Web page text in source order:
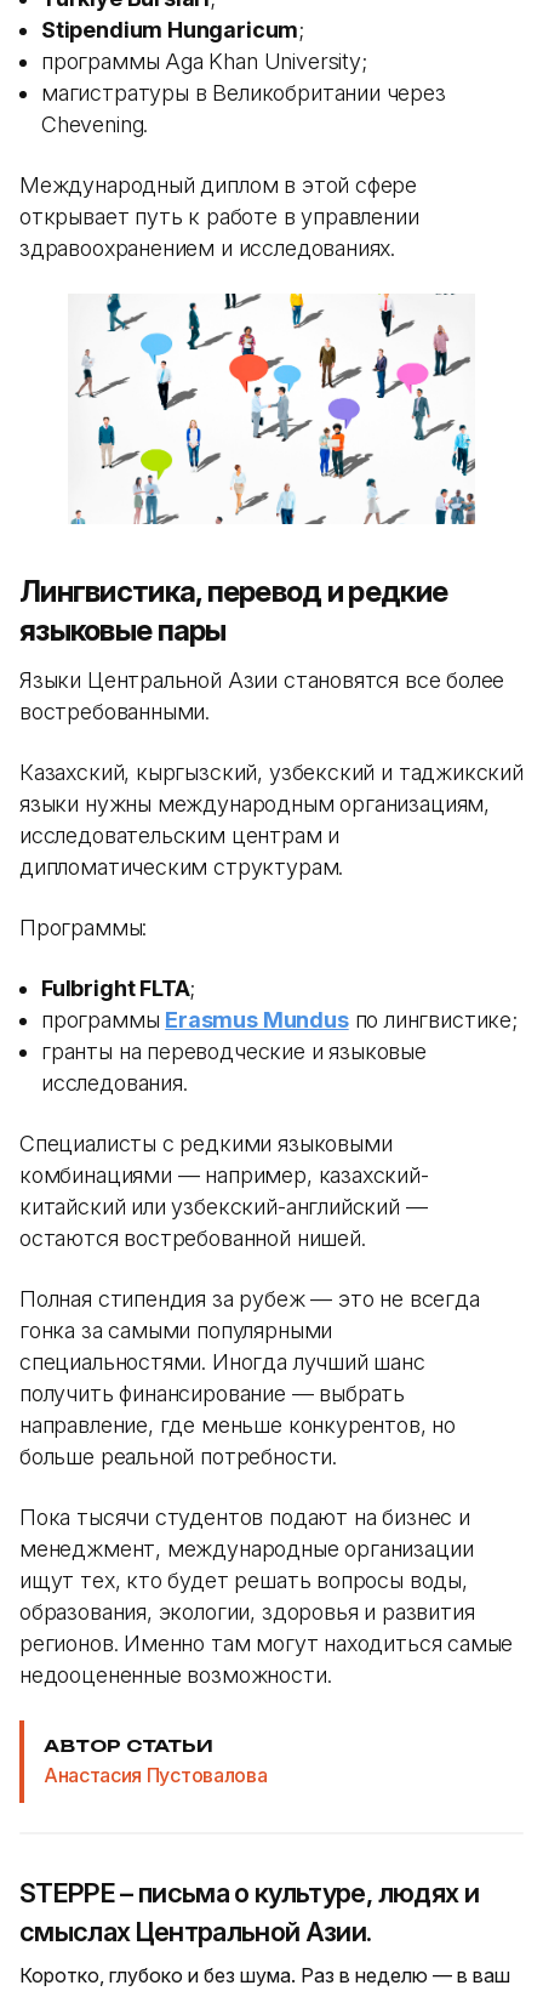
Stipendium Hungaricum;
программы Aga Khan University;
магистратуры в Великобритании через
Chevening.
Международный диплом в этой сфере
открывает путь к работе в управлении
здравоохранением и исследованиях.
Лингвистика, перевод и редкие
языковые пары
Языки Центральной Азии становятся все более
востребованными.
Казахский, кыргызский, узбекский и таджикский
языки нужны международным организациям,
исследовательским центрам и
дипломатическим структурам.
Программы:
Fulbright FLTA;
программы Erasmus Mundusпо лингвистике;
гранты на переводческие и языковые
исследования.
Специалисты с редкими языковыми
комбинациями — например, казахский-
китайский или узбекский-английский —
остаются востребованной нишей.
Полная стипендия за рубеж — это не всегда
гонка за самыми популярными
специальностями. Иногда лучший шанс
получить финансирование — выбрать
направление, где меньше конкурентов, но
больше реальной потребности.
Пока тысячи студентов подают на бизнес и
менеджмент, международные организации
ищут тех, кто будет решать вопросы воды,
образования, экологии, здоровья и развития
регионов. Именно там могут находиться самые
недооцененные возможности.
АВТОР СТАТЬИ
Анастасия Пустовалова
STEPPE – письма о культуре, людях и
смыслах Центральной Азии.
Коротко, глубоко и без шума. Раз в неделю — в ваш